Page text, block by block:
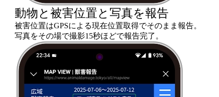
動物と被害位置と写真を報告
被害位置はGPSによる現在位置取得でそのまま報告。
写真をその場で撮影15秒ほどで報告完了。